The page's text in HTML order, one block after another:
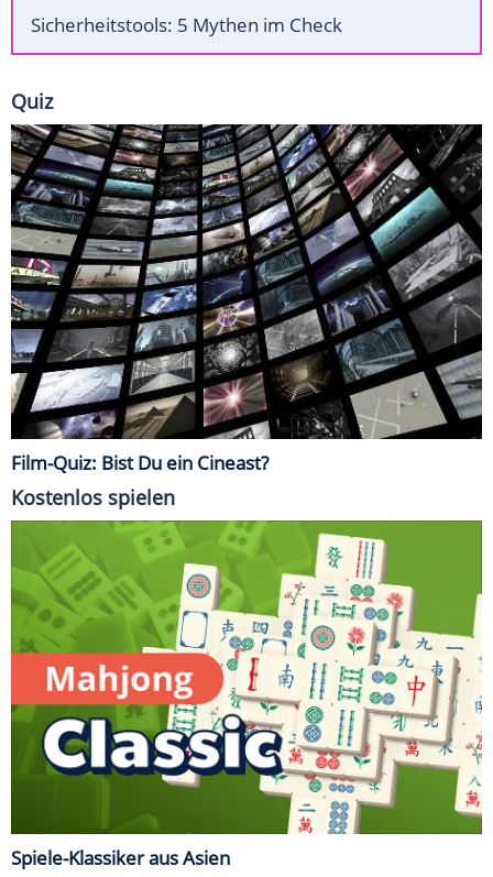
Sicherheitstools: 5 Mythen im Check
Quiz
Film-Quiz: Bist Du ein Cineast?
Kostenlos spielen
Spiele-Klassiker aus Asien